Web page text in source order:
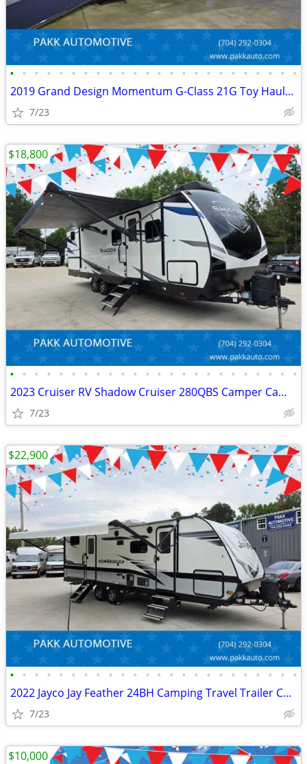
• • • • • • • • • • • • • • • • • • • • • • • •
2019 Grand Design Momentum G-Class 21G Toy Hauler Camper FUEL STATION
7/23
• • • • • • • • • • • • • • • • • • • • • • • •
2023 Cruiser RV Shadow Cruiser 280QBS Camper Camping Travel Trailer
7/23
$18,800
• • • • • • • • • • • • • • • • • • • • • • • •
2022 Jayco Jay Feather 24BH Camping Travel Trailer Camper CLEAN
7/23
$22,900
$10,000